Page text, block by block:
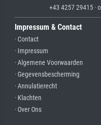
+43 4257 29415 ·
Impressum & Contact
· Contact
· Impressum
· Algemene Voorwaarden
· Gegevensbescherming
· Annulatierecht
· Klachten
· Over Ons